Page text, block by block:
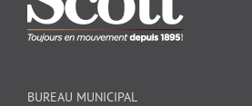
BUREAU MUNICIPAL